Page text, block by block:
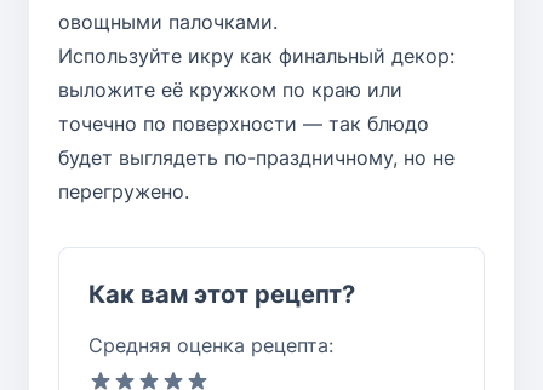
овощными палочками.
Используйте икру как финальный декор:
выложите её кружком по краю или
точечно по поверхности — так блюдо
будет выглядеть по-праздничному, но не
перегружено.
Как вам этот рецепт?
Средняя оценка рецепта: